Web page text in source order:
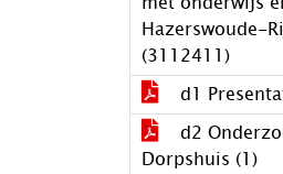
Hazerswoude-
(3112411)
d1
d2
Dorpshuis (1)